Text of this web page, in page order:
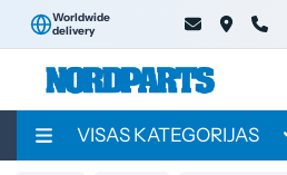
Worldwide
delivery
VISAS KATEGORIJAS